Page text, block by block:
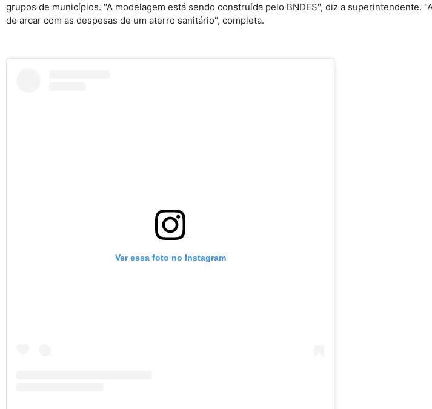
grupos de municípios. "A modelagem está sendo construída pelo BNDES", diz a
de arcar com as despesas de um aterro sanitário", completa.
Ver essa foto no Instagram